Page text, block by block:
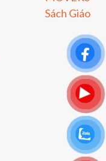
Sách Giáo